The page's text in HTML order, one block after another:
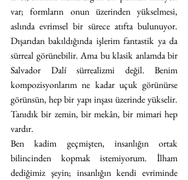
var; formların onun üzerinden yükselmesi,
aslında evrimsel bir sürece atıfta bulunuyor.
Dışarıdan bakıldığında işlerim fantastik ya da
sürreal görünebilir. Ama bu klasik anlamda bir
Salvador Dalí sürrealizmi değil. Benim
kompozisyonlarım ne kadar uçuk görünürse
görünsün, hep bir yapı inşası üzerinde yükselir.
Tanıdık bir zemin, bir mekân, bir mimari hep
vardır.
Ben kadim geçmişten, insanlığın ortak
bilincinden kopmak istemiyorum. İlham
dediğimiz şeyin; insanlığın kendi evriminde